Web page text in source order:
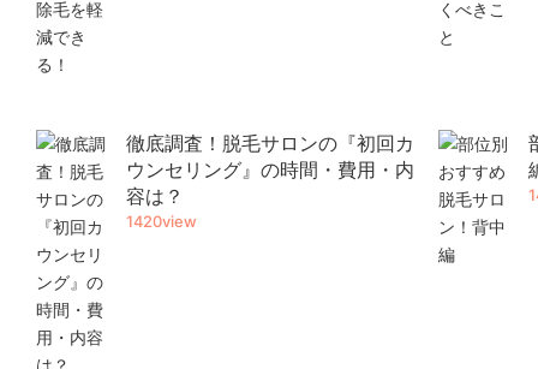
徹底調査！脱毛サロンの『初回カ
ウンセリング』の時間・費用・内
容は？
1420view